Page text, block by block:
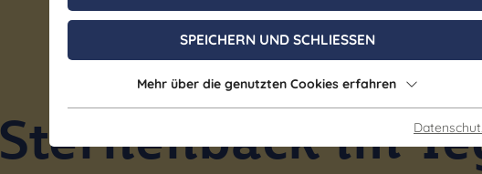
Gastronomie
Sternenbäck im
SPEICHERN UND SCHLIESSEN
Mehr über die genutzten Cookies erfahren